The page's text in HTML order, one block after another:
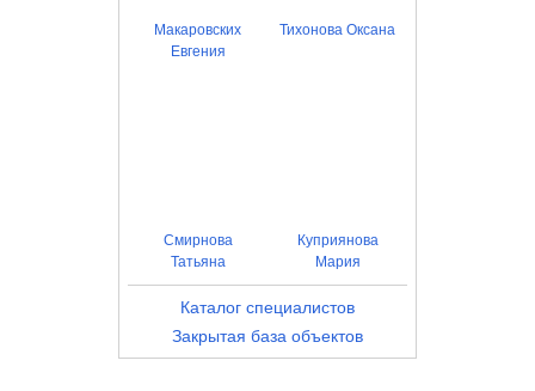
Макаровских
Евгения
Тихонова Оксана
Смирнова
Татьяна
Куприянова
Мария
Каталог специалистов
Закрытая база объектов